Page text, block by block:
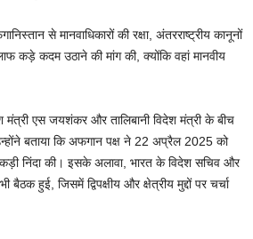
से मानवाधिकारों की रक्षा, अंतरराष्ट्रीय कानूनों
कड़े कदम उठाने की मांग की, क्योंकि वहां मानवीय
मंत्री एस जयशंकर और तालिबानी विदेश मंत्री के बीच
बताया कि अफगान पक्ष ने 22 अप्रैल 2025 को
निंदा की। इसके अलावा, भारत के विदेश सचिव और
बैठक हुई, जिसमें द्विपक्षीय और क्षेत्रीय मुद्दों पर चर्चा